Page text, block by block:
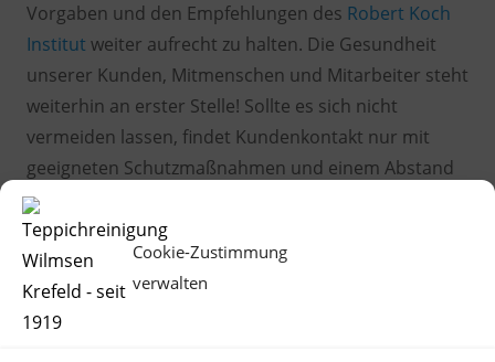
Cookie-Zustimmung
verwalten
Vorgaben und den Empfehlungen des Robert Koch
Institut weiter aufrecht zu halten. Die Gesundheit
unserer Kunden, Mitmenschen und Mitarbeiter steht
weiterhin an erster Stelle! Sollte es sich nicht
vermeiden lassen, findet Kundenkontakt nur mit
geeigneten Schutzmaßnahmen und einem Abstand
>1,5 m statt. Kontaktlose Zahlungsmöglichkeiten
stellen wir Ihnen gerne zur Verfügung.